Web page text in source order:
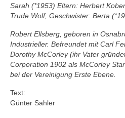
Sarah (*1953) Eltern: Herbert
Trude Wolf, Geschwister: Berta
Robert Ellsberg, geboren in
Industrieller. Befreundet mit Carl
Dorothy McCorley (ihr Vater
Corporation 1902 als McCorley
bei der Vereinigung Erste Ebene.
Text:
Günter Sahler